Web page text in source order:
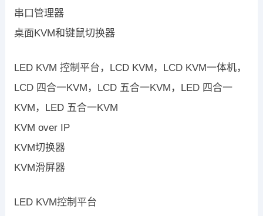
串口管理器
桌面KVM和键鼠切换器
LED KVM 控制平台，LCD KVM，LCD KVM一体机，
LCD 四合一KVM，LCD 五合一KVM，LED 四合一
KVM，LED 五合一KVM
KVM over IP
KVM切换器
KVM滑屏器
LED KVM控制平台